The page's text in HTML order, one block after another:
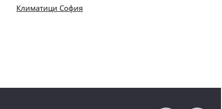
Климатици София